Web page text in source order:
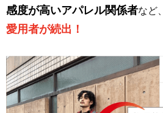
感度が高いアパレル関係者など、
愛用者が続出！